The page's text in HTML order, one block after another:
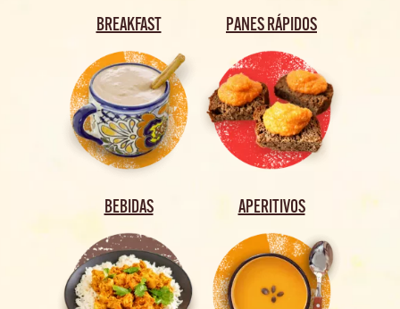
BREAKFAST PANES RÁPIDOS
BEBIDAS APERITIVOS